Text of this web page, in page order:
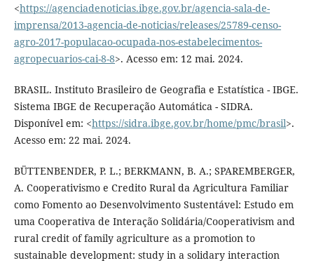
<https://agenciadenoticias.ibge.gov.br/agencia-sala-de-
imprensa/2013-agencia-de-noticias/releases/25789-censo-
agro-2017-populacao-ocupada-nos-estabelecimentos-
agropecuarios-cai-8-8>. Acesso em: 12 mai. 2024.
BRASIL. Instituto Brasileiro de Geografia e Estatística - IBGE.
Sistema IBGE de Recuperação Automática - SIDRA.
Disponível em: <https://sidra.ibge.gov.br/home/pmc/brasil>.
Acesso em: 22 mai. 2024.
BÜTTENBENDER, P. L.; BERKMANN, B. A.; SPAREMBERGER,
A. Cooperativismo e Credito Rural da Agricultura Familiar
como Fomento ao Desenvolvimento Sustentável: Estudo em
uma Cooperativa de Interação Solidária/Cooperativism and
rural credit of family agriculture as a promotion to
sustainable development: study in a solidary interaction